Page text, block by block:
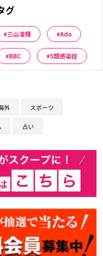
グ
三山凌輝 Ado
BBC 5類感染症
外 スポーツ
占い